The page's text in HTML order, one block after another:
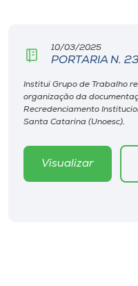
Editora
Rádio
Museu
10/03/2025
PORTARIA N.
Institui Grupo de Trabalho
organização da
Recredenciamento
Santa Catarina (Unoesc).
Visualizar